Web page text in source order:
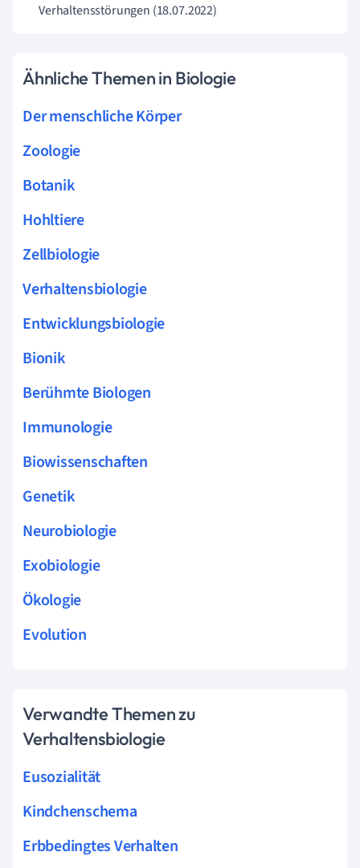
Verhaltensstörungen (18.07.2022)
Ähnliche Themen in Biologie
Der menschliche Körper
Zoologie
Botanik
Hohltiere
Zellbiologie
Verhaltensbiologie
Entwicklungsbiologie
Bionik
Berühmte Biologen
Immunologie
Biowissenschaften
Genetik
Neurobiologie
Exobiologie
Ökologie
Evolution
Verwandte Themen zu
Verhaltensbiologie
Eusozialität
Kindchenschema
Erbbedingtes Verhalten